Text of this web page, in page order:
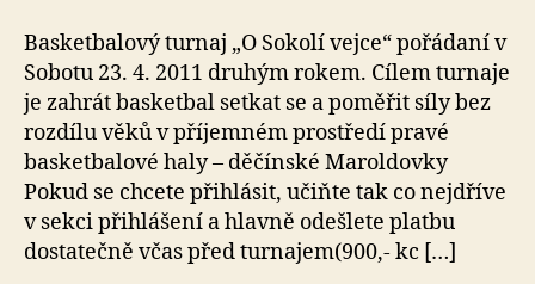
k
Basketbalový turnaj „O Sokolí vejce“ pořádaní v
Sobotu 23. 4. 2011 druhým rokem. Cílem turnaje
je zahrát basketbal setkat se a poměřit síly bez
rozdílu věků v příjemném prostředí pravé
basketbalové haly – děčínské Maroldovky
Pokud se chcete přihlásit, učiňte tak co nejdříve
v sekci přihlášení a hlavně odešlete platbu
dostatečně včas před turnajem(900,- kc […]